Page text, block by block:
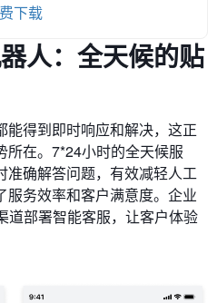
下载
人：全天候的贴
得到即时响应和解决，这正
所在。7*24小时的全天候服
准确解答问题，有效减轻人工
务效率和客户满意度。企业
道部署智能客服，让客户体验